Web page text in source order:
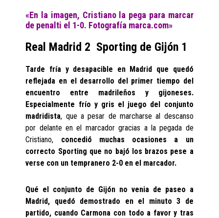
«En la imagen, Cristiano la pega para marcar
de penalti el 1-0. Fotografía marca.com»
Real Madrid 2 Sporting de Gijón 1
Tarde fría y desapacible en Madrid que quedó
reflejada en el desarrollo del primer tiempo del
encuentro entre madrileños y gijoneses.
Especialmente frío y gris el juego del conjunto
madridista, que a pesar de marcharse al descanso
por delante en el marcador gracias a la pegada de
Cristiano, concedió muchas ocasiones a un
correcto Sporting que no bajó los brazos pese a
verse con un tempranero 2-0 en el marcador.
Qué el conjunto de Gijón no venia de paseo a
Madrid, quedó demostrado en el minuto 3 de
partido, cuando Carmona con todo a favor y tras